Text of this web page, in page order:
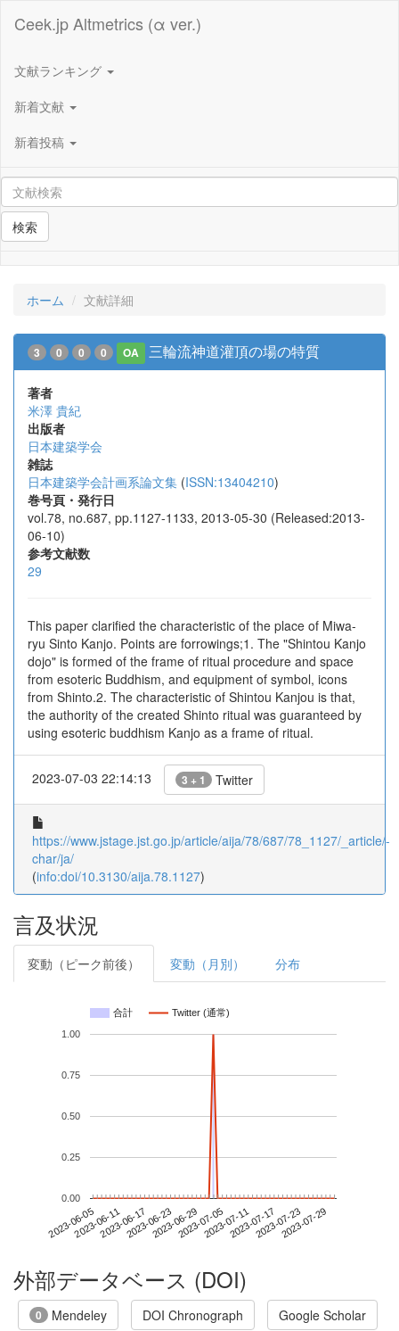
Ceek.jp Altmetrics (α ver.)
文献ランキング
新着文献
新着投稿
検索
ホーム 文献詳細
3 0 0 0 OA 三輪流神道灌頂の場の特質
著者
米澤 貴紀
出版者
日本建築学会
雑誌
日本建築学会計画系論文集 (ISSN:13404210)
巻号頁・発行日
vol.78, no.687, pp.1127-1133, 2013-05-30 (Released:2013-
06-10)
参考文献数
29
This paper clarified the characteristic of the place of Miwa-
ryu Sinto Kanjo. Points are forrowings;1. The "Shintou Kanjo
dojo" is formed of the frame of ritual procedure and space
from esoteric Buddhism, and equipment of symbol, icons
from Shinto.2. The characteristic of Shintou Kanjou is that,
the authority of the created Shinto ritual was guaranteed by
using esoteric buddhism Kanjo as a frame of ritual.
2023-07-03 22:14:13 3 + 1 Twitter
https://www.jstage.jst.go.jp/article/aija/78/687/78_1127/_article/-
char/ja/
(info:doi/10.3130/aija.78.1127)
言及状況
変動（ピーク前後） 変動（月別） 分布
合計 Twitter (通常)
2023-06-052023-06-112023-06-172023-06-232023-06-292023-07-052023-07-112023-07-172023-07-232023-07-29
0.00
0.25
0.50
0.75
1.00
外部データベース (DOI)
0 Mendeley DOI Chronograph Google Scholar